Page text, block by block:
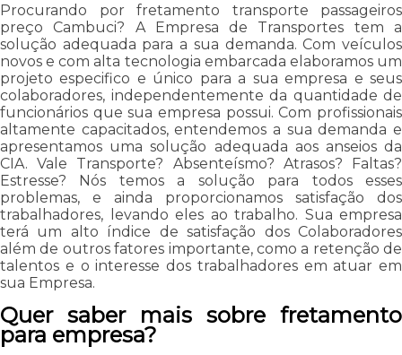
Procurando por fretamento transporte passageiros
preço Cambuci? A Empresa de Transportes tem a
solução adequada para a sua demanda. Com veículos
novos e com alta tecnologia embarcada elaboramos um
projeto especifico e único para a sua empresa e seus
colaboradores, independentemente da quantidade de
funcionários que sua empresa possui. Com profissionais
altamente capacitados, entendemos a sua demanda e
apresentamos uma solução adequada aos anseios da
CIA. Vale Transporte? Absenteísmo? Atrasos? Faltas?
Estresse? Nós temos a solução para todos esses
problemas, e ainda proporcionamos satisfação dos
trabalhadores, levando eles ao trabalho. Sua empresa
terá um alto índice de satisfação dos Colaboradores
além de outros fatores importante, como a retenção de
talentos e o interesse dos trabalhadores em atuar em
sua Empresa.
Quer saber mais sobre fretamento
para empresa?